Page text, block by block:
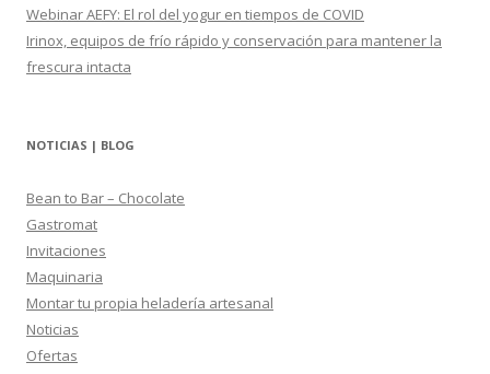
Webinar AEFY: El rol del yogur en tiempos de COVID
Irinox, equipos de frío rápido y conservación para mantener la
frescura intacta
NOTICIAS | BLOG
Bean to Bar – Chocolate
Gastromat
Invitaciones
Maquinaria
Montar tu propia heladería artesanal
Noticias
Ofertas